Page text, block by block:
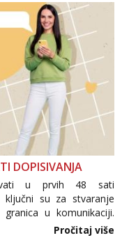
DOPISIVANJA
u prvih 48 sati
ključni su za stvaranje
u komunikaciji.
osobnih ili intimnih
Pročitaj više